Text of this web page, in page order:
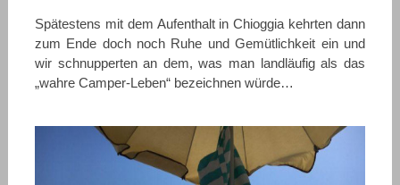
Spätestens mit dem Aufenthalt in Chioggia kehrten dann
zum Ende doch noch Ruhe und Gemütlichkeit ein und
wir schnupperten an dem, was man landläufig als das
„wahre Camper-Leben“ bezeichnen würde…